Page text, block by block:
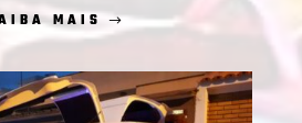
MAIS